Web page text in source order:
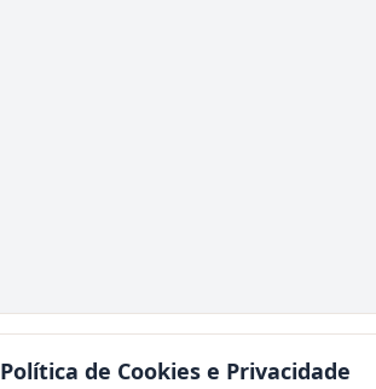
Política de Cookies e Privacidade